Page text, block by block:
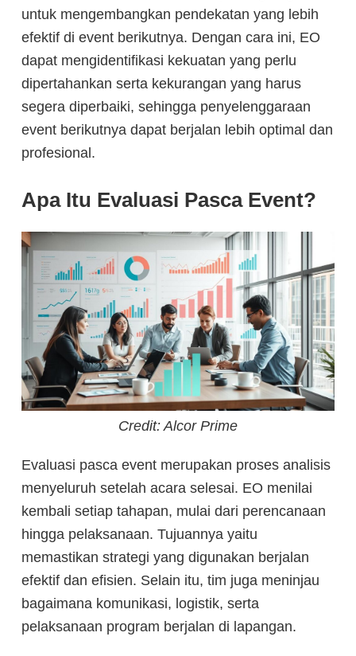
untuk mengembangkan pendekatan yang lebih
efektif di event berikutnya. Dengan cara ini, EO
dapat mengidentifikasi kekuatan yang perlu
dipertahankan serta kekurangan yang harus
segera diperbaiki, sehingga penyelenggaraan
event berikutnya dapat berjalan lebih optimal dan
profesional.
Apa Itu Evaluasi Pasca Event?
Credit: Alcor Prime
Evaluasi pasca event merupakan proses analisis
menyeluruh setelah acara selesai. EO menilai
kembali setiap tahapan, mulai dari perencanaan
hingga pelaksanaan. Tujuannya yaitu
memastikan strategi yang digunakan berjalan
efektif dan efisien. Selain itu, tim juga meninjau
bagaimana komunikasi, logistik, serta
pelaksanaan program berjalan di lapangan.